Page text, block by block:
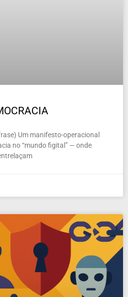
Um manifesto-operacional
no “mundo figital” — onde